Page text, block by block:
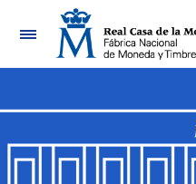
Navegación